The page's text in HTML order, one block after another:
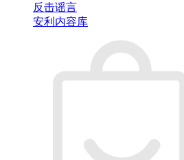
反击谣言
安利内容库